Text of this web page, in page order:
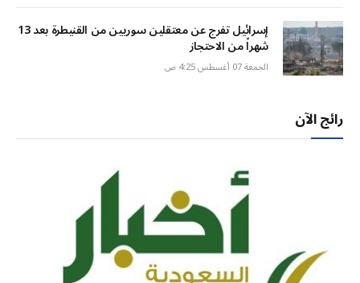
إسرائيل تفرج عن معتقلين سوريين من القنيطرة بعد 13
شهراً من الاحتجاز
الجمعة 07 أغسطس 4:25 ص
رائج الآن